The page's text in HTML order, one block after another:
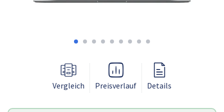
Vergleich Preisverlauf Details